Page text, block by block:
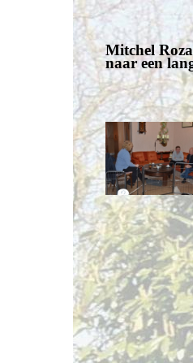
Mitchel
naar een